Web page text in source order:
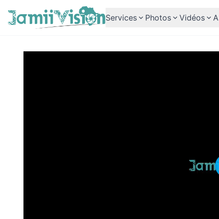
Services Photos Vidéos